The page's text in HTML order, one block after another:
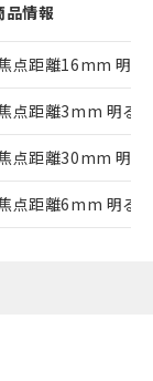
品情報
点距離16mm 明る
点距離3mm 明る
点距離30mm 明る
点距離6mm 明る
格(税
す。
には、
もある
果は、
内デー
り、閲
よび標
とをご
はお客
当のオ